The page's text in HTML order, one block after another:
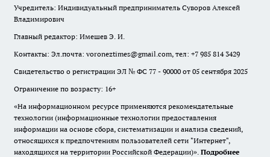
Учредитель: Индивидуальный предприниматель Суворов Алексей
Владимирович
Главный редактор: Имешев Э. И.
Контакты: Эл.почта: voroneztimes@gmail.com, тел: +7 985 814 3429
Свидетельство о регистрации ЭЛ № ФС 77 - 90000 от 05 сентября 2025
Ограничение по возрасту: 16+
«На информационном ресурсе применяются рекомендательные
технологии (информационные технологии предоставления
информации на основе сбора, систематизации и анализа сведений,
относящихся к предпочтениям пользователей сети "Интернет",
находящихся на территории Российской Федерации)». Подробнее